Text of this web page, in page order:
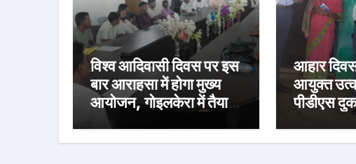
विश्व आदिवासी दिवस पर इस
बार आराहसा में होगा मुख्य
आयोजन, गोइलकेरा में तैयारी
बैठक संपन्न
आहार
आयुक्त
पीडीएस
वितरण के